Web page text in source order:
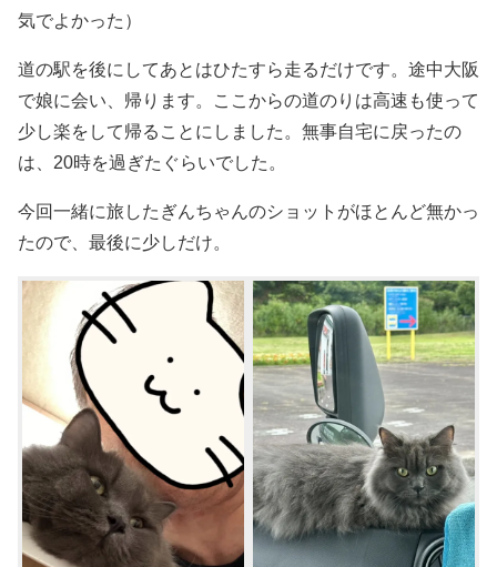
気でよかった）
道の駅を後にしてあとはひたすら走るだけです。途中大阪
で娘に会い、帰ります。ここからの道のりは高速も使って
少し楽をして帰ることにしました。無事自宅に戻ったの
は、20時を過ぎたぐらいでした。
今回一緒に旅したぎんちゃんのショットがほとんど無かっ
たので、最後に少しだけ。